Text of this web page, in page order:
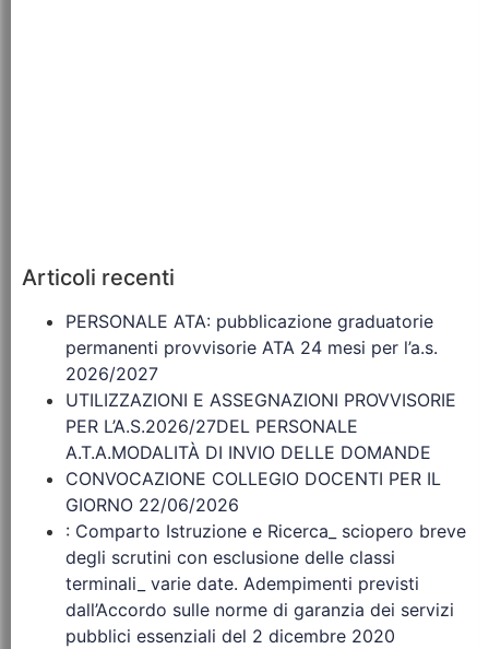
Articoli recenti
PERSONALE ATA: pubblicazione graduatorie
permanenti provvisorie ATA 24 mesi per l’a.s.
2026/2027
UTILIZZAZIONI E ASSEGNAZIONI PROVVISORIE
PER L’A.S.2026/27DEL PERSONALE
A.T.A.MODALITÀ DI INVIO DELLE DOMANDE
CONVOCAZIONE COLLEGIO DOCENTI PER IL
GIORNO 22/06/2026
: Comparto Istruzione e Ricerca_ sciopero breve
degli scrutini con esclusione delle classi
terminali_ varie date. Adempimenti previsti
dall’Accordo sulle norme di garanzia dei servizi
pubblici essenziali del 2 dicembre 2020